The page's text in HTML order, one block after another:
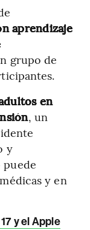
aprendizaje
grupo de
en
, un
y
puede
y en
y el Apple